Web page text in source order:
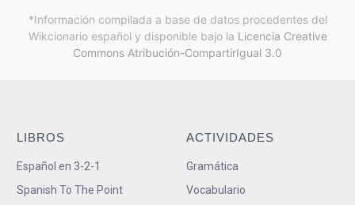
*Información compilada a base de datos procedentes del
Wikcionario español y disponible bajo la Licencia Creative
Commons Atribución-CompartirIgual 3.0
LIBROS
Español en 3-2-1
Spanish To The Point
ACTIVIDADES
Gramática
Vocabulario